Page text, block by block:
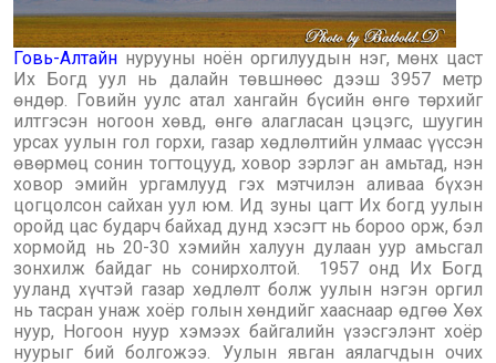
Говь-Алтайн нурууны ноён оргилуудын нэг, мөнх цаст
Их Богд уул нь далайн төвшнөөс дээш 3957 метр
өндөр. Говийн уулс атал хангайн бүсийн өнгө төрхийг
илтгэсэн ногоон хөвд, өнгө алагласан цэцэгс, шуугин
урсах уулын гол горхи, газар хөдлөлтийн улмаас үүссэн
өвөрмөц сонин тогтоцууд, ховор зэрлэг ан амьтад, нэн
ховор эмийн ургамлууд гэх мэтчилэн аливаа бүхэн
цогцолсон сайхан уул юм. Ид зуны цагт Их богд уулын
оройд цас бударч байхад дунд хэсэгт нь бороо орж, бэл
хормойд нь 20-30 хэмийн халуун дулаан уур амьсгал
зонхилж байдаг нь сонирхолтой. 1957 онд Их Богд
ууланд хүчтэй газар хөдлөлт болж уулын нэгэн оргил
нь тасран унаж хоёр голын хөндийг хааснаар өдгөө Хөх
нуур, Ногоон нуур хэмээх байгалийн үзэсгэлэнт хоёр
нуурыг бий болгожээ. Уулын явган аялагчдын очих